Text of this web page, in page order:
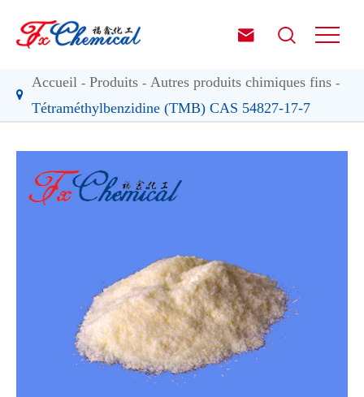
 
Accueil Produits
Autres produits chimiques fins
Tétraméthylbenzidine (TMB) CAS 54827-17-7